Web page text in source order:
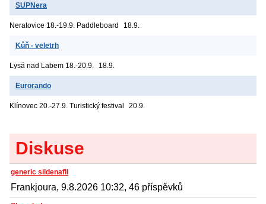
SUPNera
Neratovice 18.-19.9. Paddleboard 18.9.
Kůň - veletrh
Lysá nad Labem 18.-20.9. 18.9.
Eurorando
Klínovec 20.-27.9. Turistický festival 20.9.
Diskuse
generic sildenafil
Frankjoura, 9.8.2026 10:32, 46 příspěvků